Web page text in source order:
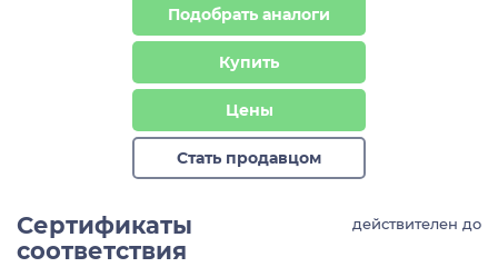
Подобрать аналоги
Купить
Цены
Стать продавцом
Сертификаты
соответствия
действителен до